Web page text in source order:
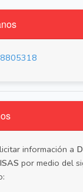
información a
por medio del